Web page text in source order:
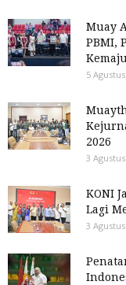
Muay
PBMI,
5
2026
3
KONI
Lagi
3